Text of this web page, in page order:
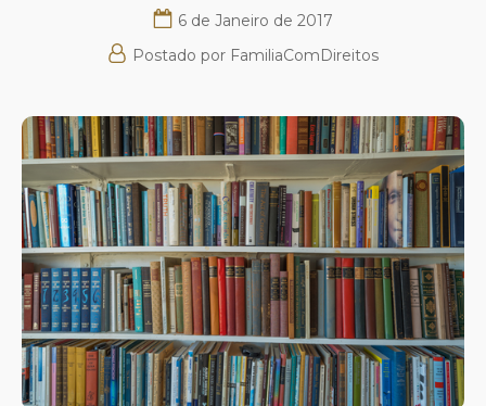
6 de Janeiro de 2017
Postado por FamiliaComDireitos